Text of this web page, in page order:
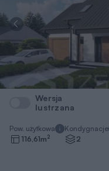
Wersja
lustrzana
Pow. użytkowa
116,61m2
Kondygnacje
2